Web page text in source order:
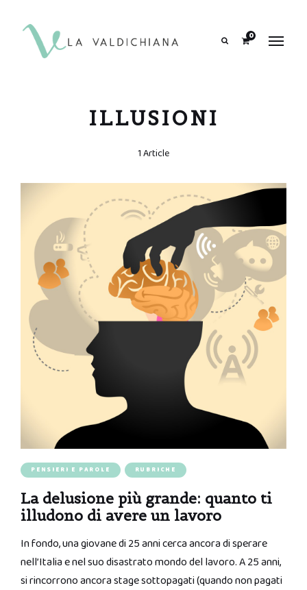
0
ILLUSIONI
1 Article
PENSIERI E PAROLE RUBRICHE
La delusione più grande: quanto ti
illudono di avere un lavoro
In fondo, una giovane di 25 anni cerca ancora di sperare
nell’Italia e nel suo disastrato mondo del lavoro. A 25 anni,
si rincorrono ancora stage sottopagati (quando non pagati